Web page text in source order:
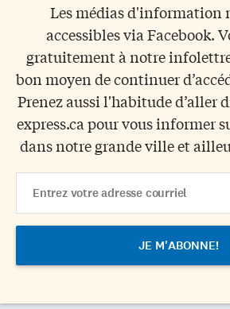
Les médias d'information
accessibles via Facebook.
gratuitement à notre
bon moyen de continuer
Prenez aussi l'habitude d’aller
express.ca pour vous informer
dans notre grande ville et
Address